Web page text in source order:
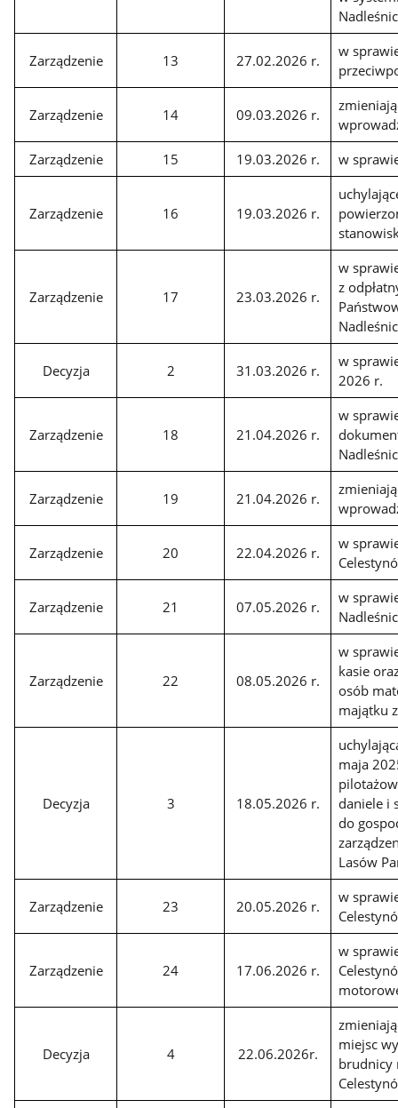
Zarządzenie 13 27.02.2026 r.
w
Zarządzenie 14 09.03.2026 r.
Zarządzenie
15 19.03.2026 r. w
Zarządzenie 16 19.03.2026 r.
Zarządzenie 17 23.03.2026 r.
w
z
Decyzja 2 31.03.2026 r.
w
2026 r.
Zarządzenie 18 21.04.2026 r.
w
Zarządzenie 19 21.04.2026 r.
Zarządzenie 20 22.04.2026 r.
w
Zarządzenie 21 07.05.2026 r.
w
Zarządzenie 22 08.05.2026 r.
w
kasie
osób
majątku
Decyzja 3 18.05.2026 r.
maja
daniele i
do
Lasów
Zarządzenie 23 20.05.2026 r.
w
Zarządzenie 24 17.06.2026 r.
w
Decyzja 4 22.06.2026r.
miejsc
brudnicy